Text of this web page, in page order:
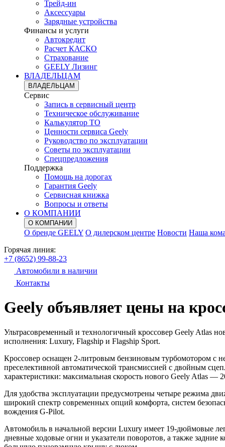
Трейд-ин
Аксессуары
Зарядные устройства
Финансы и услуги
Автокредит
Расчет КАСКО
Страхование
GEELY Лизинг
ВЛАДЕЛЬЦАМ
ВЛАДЕЛЬЦАМ
Сервис
Запись в сервисный центр
Техническое обслуживание
Калькулятор ТО
Ценности сервиса Geely
Руководство по эксплуатации
Советы по эксплуатации
Спецпредложения
Поддержка
Помощь на дорогах
Гарантия Geely
Сервисная книжка
Вопросы и ответы
О КОМПАНИИ
О КОМПАНИИ
О бренде GEELY О дилерском центре Новости Наша
Горячая линия:
+7 (8652) 99-88-23
Автомобили в наличии
Контакты
Geely объявляет цены на
Ультрасовременный и технологичный кроссовер Geely Atlas
исполнения: Luxury, Flagship и Flagship Sport.
Кроссовер оснащен 2-литровым бензиновым турбомотором с
преселективной автоматической трансмиссией с двойным
характеристики: максимальная скорость нового Geely Atlas
Для удобства эксплуатации предусмотрены четыре режима
широкий спектр современных опций комфорта, систем
вождения G-Pilot.
Автомобиль в начальной версии Luxury имеет 19-дюймовые
дневные ходовые огни и указатели поворотов, а также